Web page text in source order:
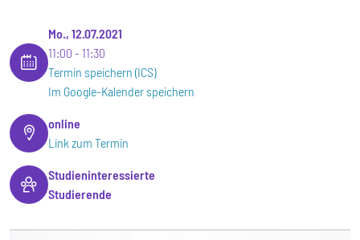
Mo., 12.07.2021
11:00
11:30
Termin speichern (ICS)
Im Google-Kalender speichern
online
Link zum Termin
Studieninteressierte
Studierende